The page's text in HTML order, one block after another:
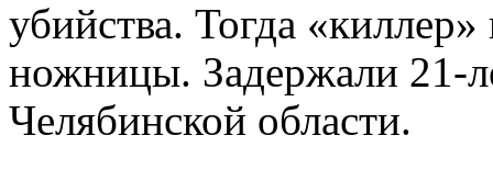
убийства. Тогда
ножницы. Задержали 21-
Челябинской области.